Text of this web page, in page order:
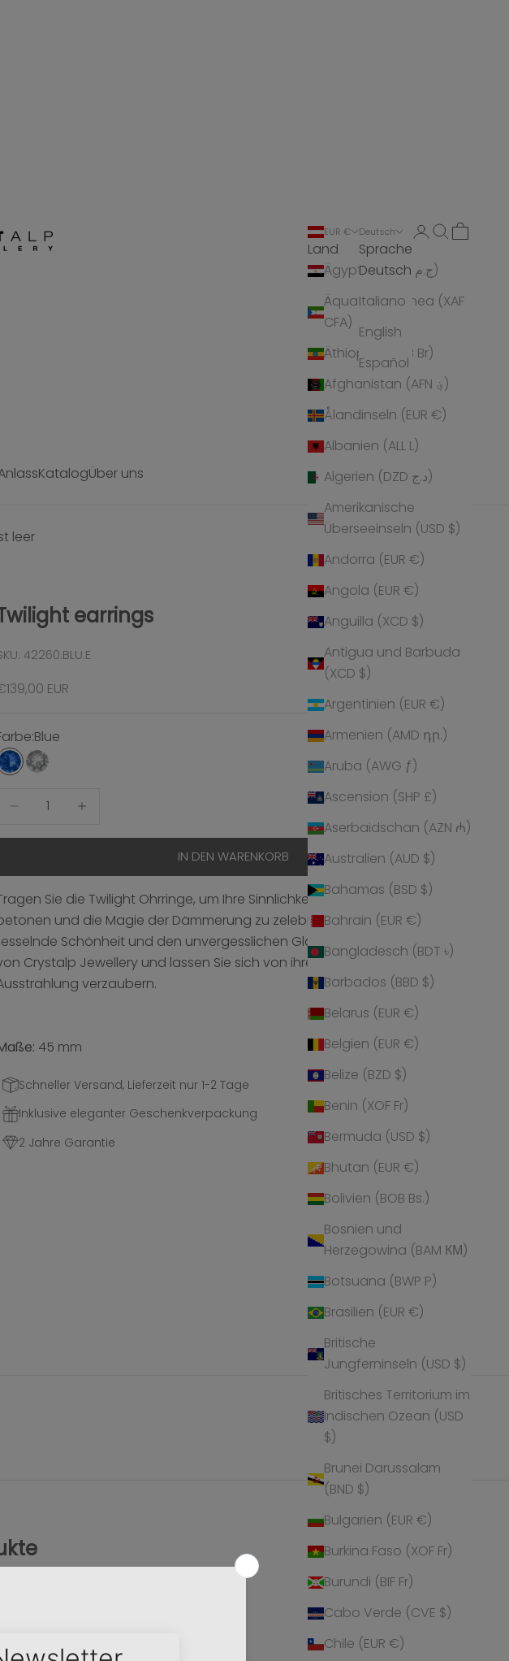
KatalogÜber uns
EUR €
Land
Ägypten (EGP ج.م)
Äquatorialguinea (XAF
CFA)
Äthiopien (ETB Br)
Afghanistan (AFN ؋)
Ålandinseln (EUR €)
Albanien (ALL L)
Algerien (DZD د.ج)
Amerikanische
Überseeinseln (USD $)
Andorra (EUR €)
Angola (EUR €)
Anguilla (XCD $)
Antigua und Barbuda
(XCD $)
Argentinien (EUR €)
Armenien (AMD դր.)
Aruba (AWG ƒ)
Ascension (SHP £)
Aserbaidschan (AZN ₼)
Australien (AUD $)
Bahamas (BSD $)
Bahrain (EUR €)
Bangladesch (BDT ৳)
Barbados (BBD $)
Belarus (EUR €)
Belgien (EUR €)
Belize (BZD $)
Benin (XOF Fr)
Bermuda (USD $)
Bhutan (EUR €)
Bolivien (BOB Bs.)
Bosnien und
Herzegowina (BAM КМ)
Botsuana (BWP P)
Brasilien (EUR €)
Britische
Jungferninseln (USD $)
Britisches Territorium im
Indischen Ozean (USD
$)
Brunei Darussalam
(BND $)
Bulgarien (EUR €)
Burkina Faso (XOF Fr)
Burundi (BIF Fr)
Cabo Verde (CVE $)
Chile (EUR €)
Deutsch
Sprache
Deutsch
Italiano
English
Español
Anmelden
Suchen
leer
earrings
42260.BLU.E
EUR
Blue
BlueCrystal
Anzahl verringernAnzahl erhöhen
IN DEN WARENKORB
Sie die Twilight Ohrringe, um Ihre Sinnlichkeit und Ihren Charme zu
und die Magie der Dämmerung zu zelebrieren. Entdecken Sie die
Schönheit und den unvergesslichen Glanz der Twilight Ohrringe
Crystalp Jewellery und lassen Sie sich von ihrer anmutigen
verzaubern.
45 mm
Schneller Versand, Lieferzeit nur 1-2 Tage
Inklusive eleganter Geschenkverpackung
2 Jahre Garantie